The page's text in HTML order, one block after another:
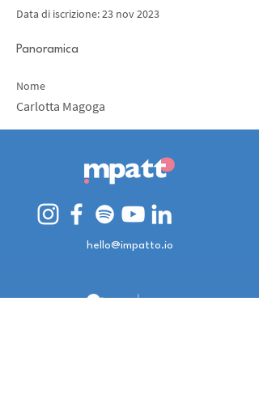
Data di iscrizione: 23 nov 2023
Panoramica
Nome
Carlotta Magoga
hello@impatto.io